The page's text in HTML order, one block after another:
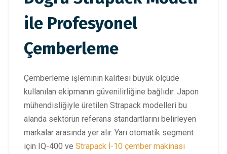
ile Profesyonel
Çemberleme
Çemberleme işleminin kalitesi büyük ölçüde
kullanılan ekipmanın güvenilirliğine bağlıdır. Japon
mühendisliğiyle üretilen Strapack modelleri bu
alanda sektörün referans standartlarını belirleyen
markalar arasında yer alır. Yarı otomatik segment
için IQ-400 ve Strapack İ-10 çember makinası